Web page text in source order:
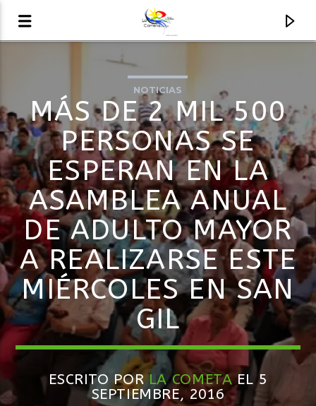
AUDIO EN VIVO
LA COMETA, SEÑALES A CIELO ABIERTO
Audio en Vivo
NOTICIAS
MÁS DE 2 MIL 500
PERSONAS SE
ESPERAN EN LA
ASAMBLEA ANUAL
DE ADULTO MAYOR
A REALIZARSE ESTE
MIÉRCOLES EN SAN
GIL
ESCRITO PORLA COMETAEL 5
SEPTIEMBRE, 2016